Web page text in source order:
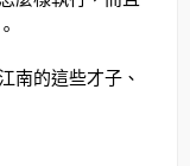
南的這些才子、